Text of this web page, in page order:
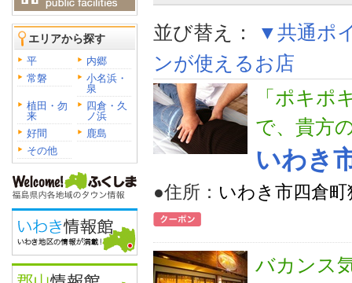
エリアから探す
平
内郷
常磐
小名浜・
泉
植田・勿
来
四倉・久
ノ浜
好間
鹿島
その他
並び替え：
▼共通ポ
ンが使えるお店
「ポキポ
で、貴方
いわき
●住所： いわき市四倉
バカンス